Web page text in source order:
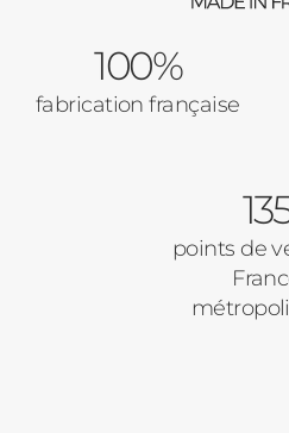
100%
fabrication française
points de